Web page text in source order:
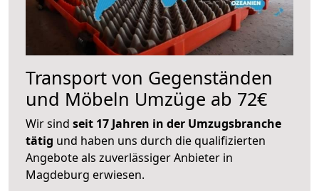
Transport von Gegenständen
und Möbeln Umzüge ab 72€
Wir sind seit 17 Jahren in der Umzugsbranche
tätig und haben uns durch die qualifizierten
Angebote als zuverlässiger Anbieter in
Magdeburg erwiesen.